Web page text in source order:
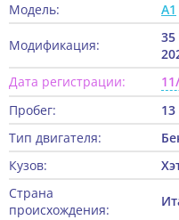
Модель:
A1
Модификация:
35
Дата регистрации:
Пробег:
Тип двигателя:
Кузов:
Страна
происхождения: